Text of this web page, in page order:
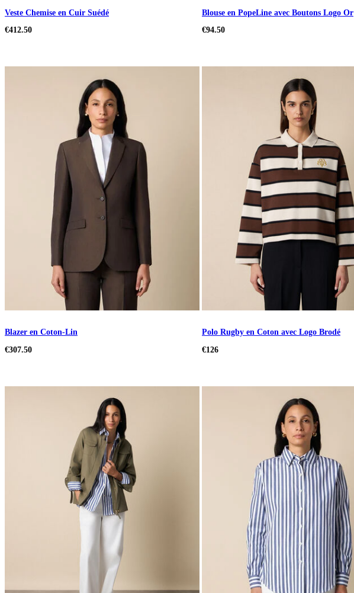
Veste Chemise en Cuir Suédé
€412.50
Blouse en PopeLine avec Boutons Logo Or
€94.50
Blazer en Coton-Lin
€307.50
Polo Rugby en Coton avec Logo Brodé
€126